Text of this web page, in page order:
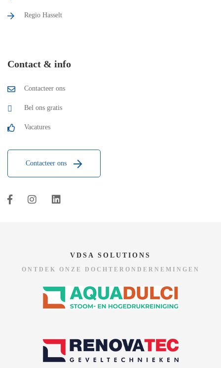
Regio Hasselt
Contact & info
Contacteer ons
Bel ons gratis
Vacatures
Contacteer ons
VDSA SOLUTIONS
ONTDEK ONZE DOCHTERONDERNEMINGEN